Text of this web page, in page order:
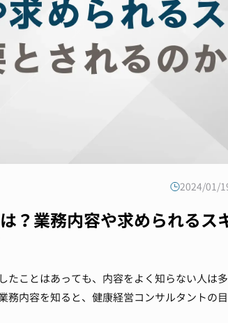
2024/01/
？業務内容や求められるス
たことはあっても、内容をよく知らない人は
務内容を知ると、健康経営コンサルタントの